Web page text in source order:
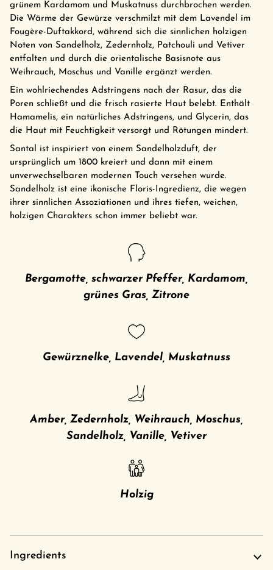
grünem Kardamom und Muskatnuss durchbrochen werden.
Die Wärme der Gewürze verschmilzt mit dem Lavendel im
Fougère-Duftakkord, während sich die sinnlichen holzigen
Noten von Sandelholz, Zedernholz, Patchouli und Vetiver
entfalten und durch die orientalische Basisnote aus
Weihrauch, Moschus und Vanille ergänzt werden.
Ein wohlriechendes Adstringens nach der Rasur, das die
Poren schließt und die frisch rasierte Haut belebt. Enthält
Hamamelis, ein natürliches Adstringens, und Glycerin, das
die Haut mit Feuchtigkeit versorgt und Rötungen mindert.
Santal ist inspiriert von einem Sandelholzduft, der
ursprünglich um 1800 kreiert und dann mit einem
unverwechselbaren modernen Touch versehen wurde.
Sandelholz ist eine ikonische Floris-Ingredienz, die wegen
ihrer sinnlichen Assoziationen und ihres tiefen, weichen,
holzigen Charakters schon immer beliebt war.
Bergamotte, schwarzer Pfeffer, Kardamom,
grünes Gras, Zitrone
Gewürznelke, Lavendel, Muskatnuss
Amber, Zedernholz, Weihrauch, Moschus,
Sandelholz, Vanille, Vetiver
Holzig
Ingredients